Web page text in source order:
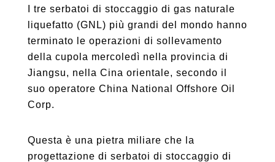
I tre serbatoi di stoccaggio di gas naturale
liquefatto (GNL) più grandi del mondo hanno
terminato le operazioni di sollevamento
della cupola mercoledì nella provincia di
Jiangsu, nella Cina orientale, secondo il
suo operatore China National Offshore Oil
Corp.
Questa è una pietra miliare che la
progettazione di serbatoi di stoccaggio di